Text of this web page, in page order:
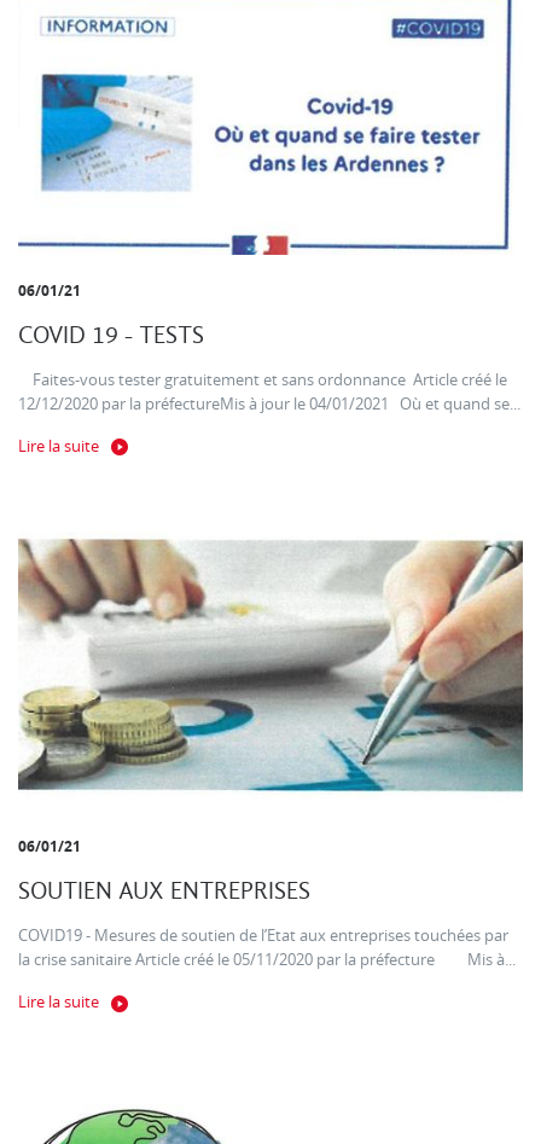
06/01/21
COVID 19 - TESTS
Faites-vous tester gratuitement et sans ordonnance Article créé le
12/12/2020 par la préfectureMis à jour le 04/01/2021 Où et quand se...
Lire la suite
06/01/21
SOUTIEN AUX ENTREPRISES
COVID19 - Mesures de soutien de l’Etat aux entreprises touchées par
la crise sanitaire Article créé le 05/11/2020 par la préfecture Mis à...
Lire la suite